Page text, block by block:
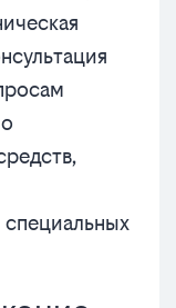
специальных